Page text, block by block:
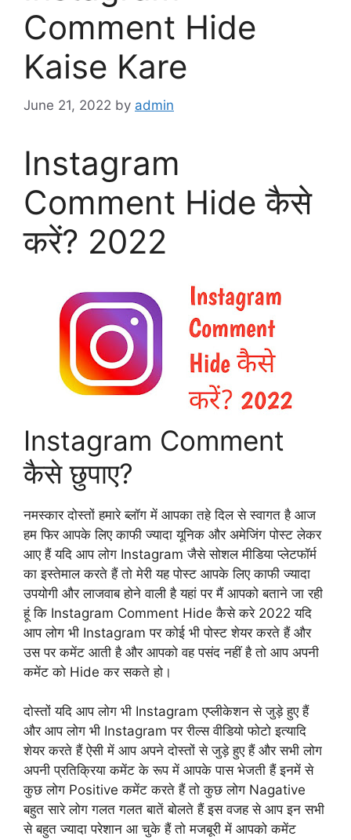
Comment Hide
Kaise Kare
June 21, 2022 by admin
Instagram
Comment Hide कैसे
करें? 2022
Instagram Comment
कैसे छुपाए?
नमस्कार दोस्तों हमारे ब्लॉग में आपका तहे दिल से स्वागत है आज
हम फिर आपके लिए काफी ज्यादा यूनिक और अमेजिंग पोस्ट लेकर
आए हैं यदि आप लोग Instagram जैसे सोशल मीडिया प्लेटफॉर्म
का इस्तेमाल करते हैं तो मेरी यह पोस्ट आपके लिए काफी ज्यादा
उपयोगी और लाजवाब होने वाली है यहां पर मैं आपको बताने जा रही
हूं कि Instagram Comment Hide कैसे करे 2022 यदि
आप लोग भी Instagram पर कोई भी पोस्ट शेयर करते हैं और
उस पर कमेंट आती है और आपको वह पसंद नहीं है तो आप अपनी
कमेंट को Hide कर सकते हो।
दोस्तों यदि आप लोग भी Instagram एप्लीकेशन से जुड़े हुए हैं
और आप लोग भी Instagram पर रील्स वीडियो फोटो इत्यादि
शेयर करते हैं ऐसी में आप अपने दोस्तों से जुड़े हुए हैं और सभी लोग
अपनी प्रतिक्रिया कमेंट के रूप में आपके पास भेजती हैं इनमें से
कुछ लोग Positive कमेंट करते हैं तो कुछ लोग Nagative
बहुत सारे लोग गलत गलत बातें बोलते हैं इस वजह से आप इन सभी
से बहुत ज्यादा परेशान आ चुके हैं तो मजबूरी में आपको कमेंट